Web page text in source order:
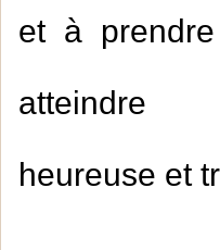
et à
atteindre
heureuse et